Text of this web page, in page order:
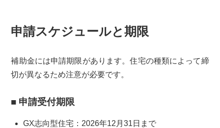
申請スケジュールと期限
補助金には申請期限があります。住宅の種類によって締
切が異なるため注意が必要です。
■ 申請受付期限
GX志向型住宅：2026年12月31日まで